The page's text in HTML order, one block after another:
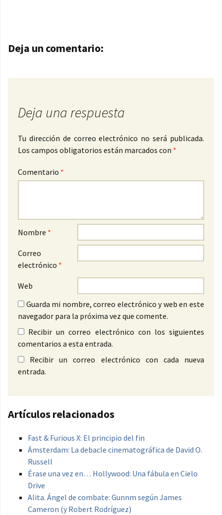
Navegación de entradas
Deja un comentario:
Deja una respuesta
Tu dirección de correo electrónico no será publicada.
Los campos obligatorios están marcados con *
Comentario *
Nombre *
Correo
electrónico *
Web
Guarda mi nombre, correo electrónico y web en este
navegador para la próxima vez que comente.
Recibir un correo electrónico con los siguientes
comentarios a esta entrada.
Recibir un correo electrónico con cada nueva
entrada.
Artículos relacionados
Fast & Furious X: El principio del fin
Ámsterdam: La debacle cinematográfica de David O.
Russell
Érase una vez en… Hollywood: Una fábula en Cielo
Drive
Alita. Ángel de combate: Gunnm según James
Cameron (y Robert Rodríguez)